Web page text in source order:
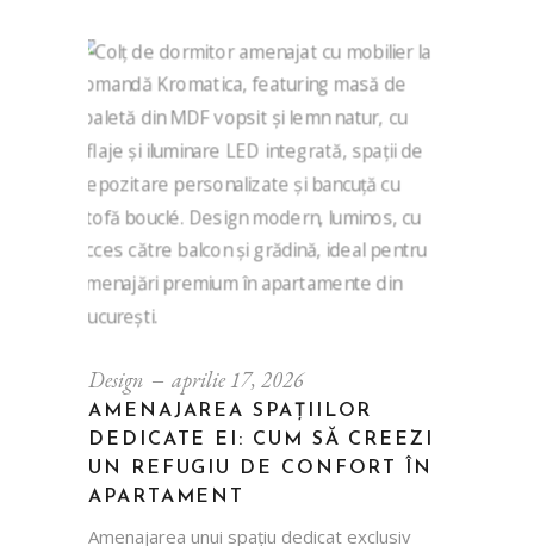
Design aprilie 17, 2026
AMENAJAREA SPAȚIILOR
DEDICATE EI: CUM SĂ CREEZI
UN REFUGIU DE CONFORT ÎN
APARTAMENT
Amenajarea unui spațiu dedicat exclusiv